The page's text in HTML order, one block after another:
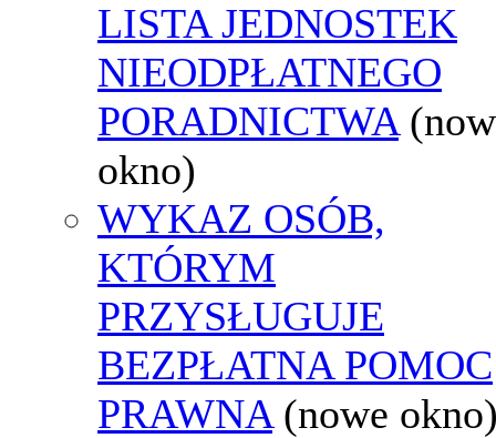
LISTA JEDNOSTEK
NIEODPŁATNEGO
PORADNICTWA
okno)
WYKAZ OSÓB,
KTÓRYM
PRZYSŁUGUJE
BEZPŁATNA POMOC
PRAWNA (nowe